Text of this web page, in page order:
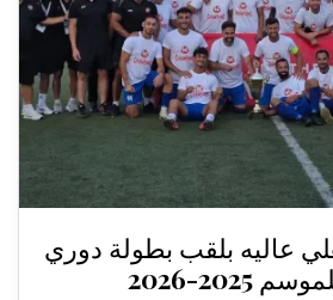
عاليه بلقب بطولة دوري
2026